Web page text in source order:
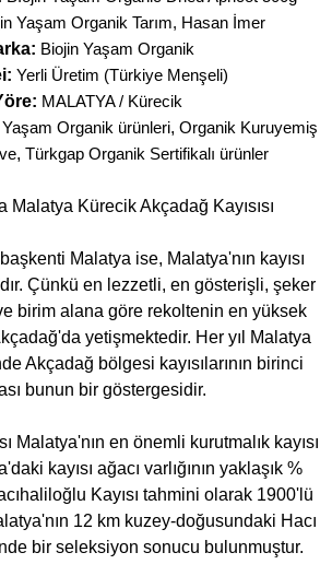
Yaşam Organik Tarım, Hasan İmer
Biojin Yaşam Organik
Yerli Üretim (Türkiye Menşeli)
MALATYA / Kürecik
Yaşam Organik ürünleri, Organik Kuruyemiş
, Türkgap Organik Sertifikalı ürünler
Malatya Kürecik Akçadağ Kayısısı
başkenti Malatya ise, Malatya'nın kayısı
Çünkü en lezzetli, en gösterişli, şeker
birim alana göre rekoltenin en yüksek
yetişmektedir. Her yıl Malatya
Akçadağ bölgesi kayısılarının birinci
bunun bir göstergesidir.
Malatya'nın en önemli kurutmalık kayısı
kayısı ağacı varlığının yaklaşık %
Kayısı tahmini olarak 1900'lü
12 km kuzey-doğusundaki Hacı
bir seleksiyon sonucu bulunmuştur.